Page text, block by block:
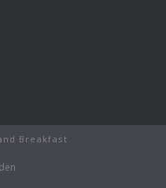
Breakfast